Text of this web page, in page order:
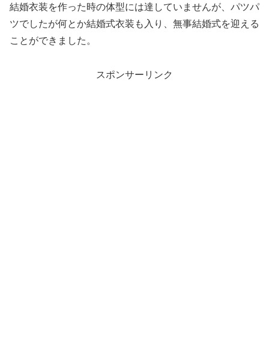
結婚衣装を作った時の体型には達していませんが、パツパ
ツでしたが何とか結婚式衣装も入り、無事結婚式を迎える
ことができました。
スポンサーリンク